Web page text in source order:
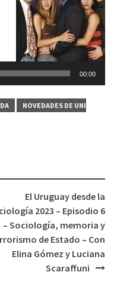
00:00
NOVEDADES DE UNI
El Uruguay desde la
2023 – Episodio 6
– Sociología, memoria y
de Estado – Con
Elina Gómez y Luciana
Scaraffuni